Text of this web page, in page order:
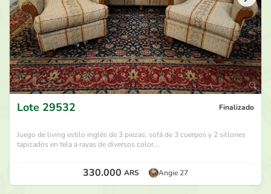
hace 29 días
250.000 ARS por Gran Tiburón Blanc...
hace 29 días
240.000 ARS por Victor R
hace 29 días
Lote 29532 Finalizado
Juego de living estilo inglés de 3 piezas: sofá de 3 cuerpos y 2 sillones
tapizados en tela a rayas de diversos color...
330.000 ARS Angie 27